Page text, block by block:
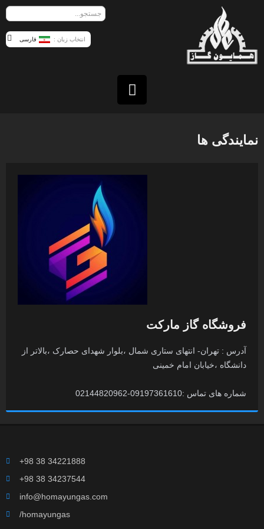
فارسی
نمایندگی ها
فروشگاه گاز مارکت
آدرس : تهران- انتهای ستاری شمال ،بلوار شهدای حصارک ،بالاتر از
دانشگاه ،خیابان امام خمینی
شماره های تماس :09197361610-02144820962
+98 38 34221888
+98 38 34237544
info@homayungas.com
/homayungas